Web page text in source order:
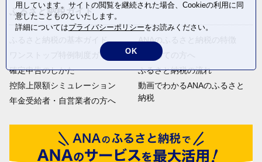
ふるさと納税ガイド
ふるさと納税の基本ガイド
ワンストップ特例制度ガイド
確定申告のしかた
控除上限額シミュレーション
年金受給者・自営業者の方へ
ANAのふるさと納税の特徴
はじめての方へ
ふるさと納税の流れ
動画でわかるANAのふるさと
納税
用しています。サイトの閲覧を継続された場合、Cookieの利用に同
意したことものといたします。
詳細についてはプライバシーポリシーをお読みください。
OK